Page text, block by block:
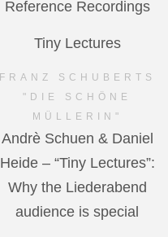
Reference Recordings
Tiny Lectures
FRANZ SCHUBERTS
"DIE SCHÖNE
MÜLLERIN"
Andrè Schuen & Daniel
Heide – “Tiny Lectures”:
Why the Liederabend
audience is special